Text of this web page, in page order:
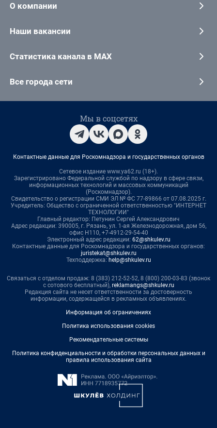
О компании
Наши вакансии
Статистика канала в MAX
Все города сети
Мы в соцсетях
Контактные данные для Роскомнадзора и государственных органов
Сетевое издание www.ya62.ru (18+).
Зарегистрировано Федеральной службой по надзору в сфере связи,
информационных технологий и массовых коммуникаций
(Роскомнадзор).
Свидетельство о регистрации СМИ ЭЛ № ФС 77-89866 от 07.08.2025 г.
Учредитель: Общество с ограниченной ответственностью "ИНТЕРНЕТ
ТЕХНОЛОГИИ"
Главный редактор: Петунин Сергей Александрович
Адрес редакции: 390005, г. Рязань, ул. 1-ая Железнодорожная, дом 56,
офис Н110, +7-4912-29-54-40
Электронный адрес редакции: 62@shkulev.ru
Контактные данные для Роскомнадзора и государственных органов:
juristekat@shkulev.ru
Техподдержка: help@shkulev.ru
Связаться с отделом продаж: 8 (383) 212-52-52, 8 (800) 200-03-83 (звонок
с сотового бесплатный), reklamangs@shkulev.ru
Редакция сайта не несет ответственности за достоверность
информации, содержащейся в рекламных объявлениях.
Информация об ограничениях
Политика использования cookies
Рекомендательные системы
Политика конфиденциальности и обработки персональных данных и
правила использования сайта